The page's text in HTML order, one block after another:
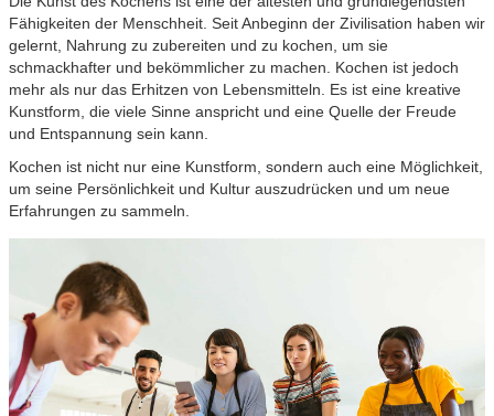
Fähigkeiten der Menschheit. Seit Anbeginn der Zivilisation haben wir
gelernt, Nahrung zu zubereiten und zu kochen, um sie
schmackhafter und bekömmlicher zu machen. Kochen ist jedoch
mehr als nur das Erhitzen von Lebensmitteln. Es ist eine kreative
Kunstform, die viele Sinne anspricht und eine Quelle der Freude
und Entspannung sein kann.
Kochen ist nicht nur eine Kunstform, sondern auch eine Möglichkeit,
um seine Persönlichkeit und Kultur auszudrücken und um neue
Erfahrungen zu sammeln.